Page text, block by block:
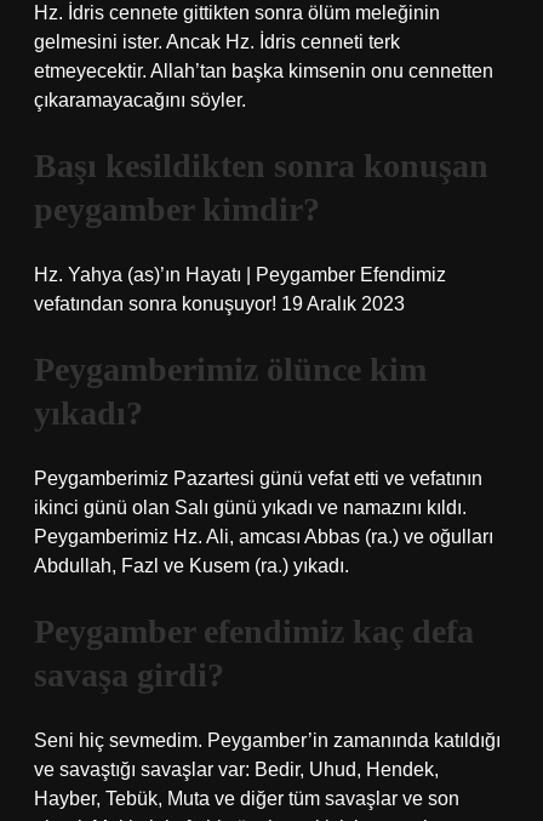
Hz. İdris cennete gittikten sonra ölüm meleğinin
gelmesini ister. Ancak Hz. İdris cenneti terk
etmeyecektir. Allah’tan başka kimsenin onu cennetten
çıkaramayacağını söyler.
Başı kesildikten sonra konuşan
peygamber kimdir?
Hz. Yahya (as)’ın Hayatı | Peygamber Efendimiz
vefatından sonra konuşuyor! 19 Aralık 2023
Peygamberimiz ölünce kim
yıkadı?
Peygamberimiz Pazartesi günü vefat etti ve vefatının
ikinci günü olan Salı günü yıkadı ve namazını kıldı.
Peygamberimiz Hz. Ali, amcası Abbas (ra.) ve oğulları
Abdullah, Fazl ve Kusem (ra.) yıkadı.
Peygamber efendimiz kaç defa
savaşa girdi?
Seni hiç sevmedim. Peygamber’in zamanında katıldığı
ve savaştığı savaşlar var: Bedir, Uhud, Hendek,
Hayber, Tebük, Muta ve diğer tüm savaşlar ve son